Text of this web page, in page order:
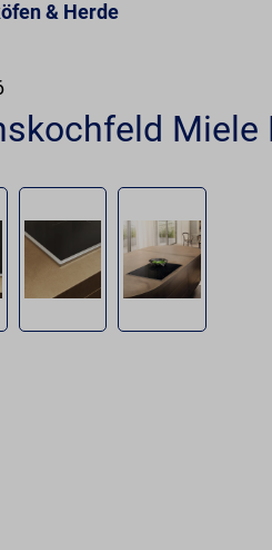
& Herde
Miele